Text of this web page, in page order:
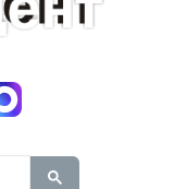
enter a